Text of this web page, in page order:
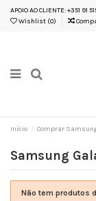
APOIO AO CLIENTE: +351
Wishlist (0)
Início Comprar
Samsung
Não tem produtos